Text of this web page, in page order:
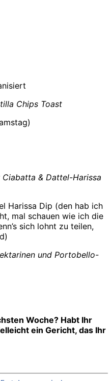
Chips Toast
& Dattel-Harissa
Harissa Dip (den hab ich
mal schauen wie ich die
sich lohnt zu teilen,
und Portobello-
Woche? Habt Ihr
ein Gericht, das Ihr